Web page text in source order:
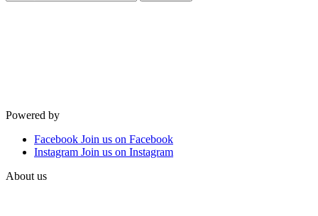
Powered by
Facebook Join us on Facebook
Instagram Join us on Instagram
About us